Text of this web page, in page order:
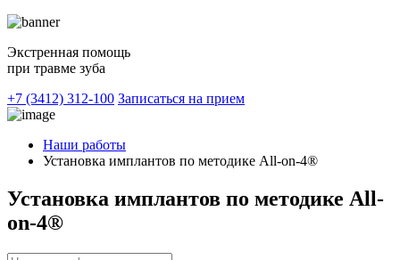
Экстренная помощь
при травме зуба
+7 (3412) 312-100 Записаться на прием
Наши работы
Установка имплантов по методике All-on-4®
Установка имплантов по методике All-
on-4®